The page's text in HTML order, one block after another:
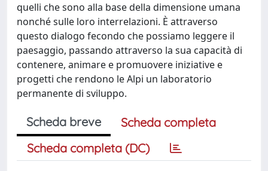
quelli che sono alla base della dimensione umana
nonché sulle loro interrelazioni. È attraverso
questo dialogo fecondo che possiamo leggere il
paesaggio, passando attraverso la sua capacità di
contenere, animare e promuovere iniziative e
progetti che rendono le Alpi un laboratorio
permanente di sviluppo.
Scheda breve
Scheda completa
Scheda completa (DC)